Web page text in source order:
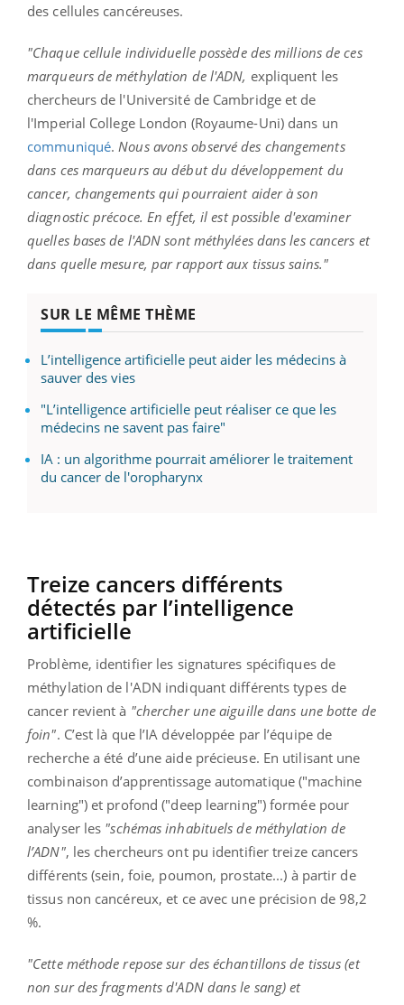
des cellules cancéreuses.
"Chaque cellule individuelle possède des millions de ces
marqueurs de méthylation de l'ADN, expliquent les
chercheurs de l'Université de Cambridge et de
l'Imperial College London (Royaume-Uni) dans un
communiqué. Nous avons observé des changements
dans ces marqueurs au début du développement du
cancer, changements qui pourraient aider à son
diagnostic précoce. En effet, il est possible d'examiner
quelles bases de l'ADN sont méthylées dans les cancers et
dans quelle mesure, par rapport aux tissus sains."
SUR LE MÊME THÈME
L’intelligence artificielle peut aider les médecins à
sauver des vies
"L’intelligence artificielle peut réaliser ce que les
médecins ne savent pas faire"
IA : un algorithme pourrait améliorer le traitement
du cancer de l'oropharynx
Treize cancers différents
détectés par l’intelligence
artificielle
Problème, identifier les signatures spécifiques de
méthylation de l'ADN indiquant différents types de
cancer revient à "chercher une aiguille dans une botte de
foin". C’est là que l’IA développée par l’équipe de
recherche a été d’une aide précieuse. En utilisant une
combinaison d’apprentissage automatique ("machine
learning") et profond ("deep learning") formée pour
analyser les "schémas inhabituels de méthylation de
l’ADN", les chercheurs ont pu identifier treize cancers
différents (sein, foie, poumon, prostate...) à partir de
tissus non cancéreux, et ce avec une précision de 98,2
%.
"Cette méthode repose sur des échantillons de tissus (et
non sur des fragments d'ADN dans le sang) et